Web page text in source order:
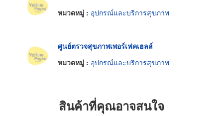
หมวดหมู่ : อุปกรณ์และบริการสุขภาพ
ศูนย์ตรวจสุขภาพเพอร์เฟคเฮลล์
หมวดหมู่ : อุปกรณ์และบริการสุขภาพ
สินค้าที่คุณอาจสนใจ